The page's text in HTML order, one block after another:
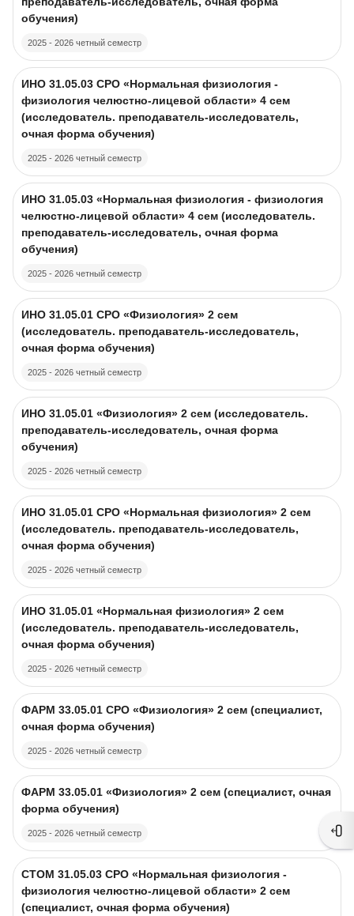
обучения)
2025 - 2026 четный семестр
Course image
Course name
ИНО 31.05.03 CPO «Нормальная физиология -
физиология челюстно-лицевой области» 4 сем
(исследователь. преподаватель-исследователь,
очная форма обучения)
2025 - 2026 четный семестр
Course image
Course name
ИНО 31.05.03 «Нормальная физиология - физиология
челюстно-лицевой области» 4 сем (исследователь.
преподаватель-исследователь, очная форма
обучения)
2025 - 2026 четный семестр
Course image
Course name
ИНО 31.05.01 CPO «Физиология» 2 сем
(исследователь. преподаватель-исследователь,
очная форма обучения)
2025 - 2026 четный семестр
Course image
Course name
ИНО 31.05.01 «Физиология» 2 сем (исследователь.
преподаватель-исследователь, очная форма
обучения)
2025 - 2026 четный семестр
Course image
Course name
ИНО 31.05.01 CPO «Нормальная физиология» 2 сем
(исследователь. преподаватель-исследователь,
очная форма обучения)
2025 - 2026 четный семестр
Course image
Course name
ИНО 31.05.01 «Нормальная физиология» 2 сем
(исследователь. преподаватель-исследователь,
очная форма обучения)
2025 - 2026 четный семестр
Course image
Course name
ФАРМ 33.05.01 CPO «Физиология» 2 сем (специалист,
очная форма обучения)
2025 - 2026 четный семестр
Course image
Course name
ФАРМ 33.05.01 «Физиология» 2 сем (специалист, очная
форма обучения)
2025 - 2026 четный семестр
Course image
Course name
СТОМ 31.05.03 CPO «Нормальная физиология -
физиология челюстно-лицевой области» 2 сем
(специалист, очная форма обучения)